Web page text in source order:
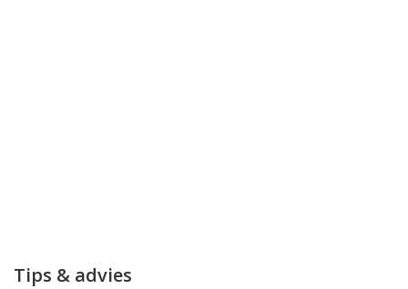
Tips & advies